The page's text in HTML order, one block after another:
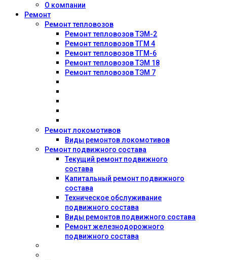
О компании
Ремонт
Ремонт тепловозов
Ремонт тепловозов ТЭМ-2
Ремонт тепловозов ТГМ 4
Ремонт тепловозов ТГМ-6
Ремонт тепловозов ТЭМ 18
Ремонт тепловозов ТЭМ 7
Ремонт локомотивов
Виды ремонтов локомотивов
Ремонт подвижного состава
Текущий ремонт подвижного
состава
Капитальный ремонт подвижного
состава
Техническое обслуживание
подвижного состава
Виды ремонтов подвижного состава
Ремонт железнодорожного
подвижного состава